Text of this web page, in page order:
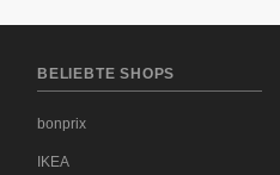
BELIEBTE SHOPS
bonprix
IKEA